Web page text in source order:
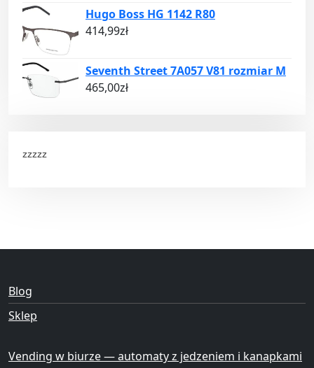
Hugo Boss HG 1142 R80
414,99zł
Seventh Street 7A057 V81 rozmiar M
465,00zł
zzzzz
Blog
Sklep
Vending w biurze — automaty z jedzeniem i kanapkami